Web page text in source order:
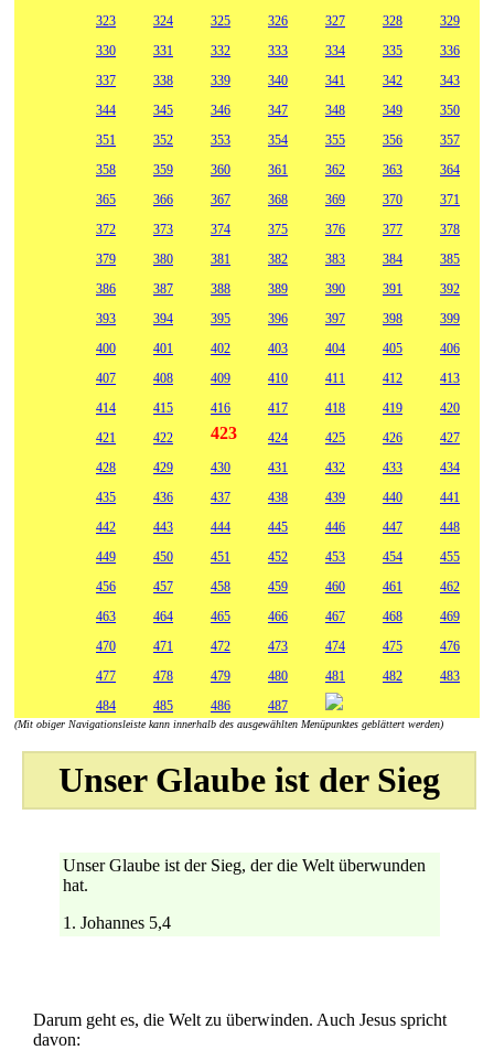
323
324 325 326 327 328
329
330
331 332 333 334 335
336
337
338 339 340 341 342
343
344
345 346 347 348 349
350
351
352 353 354 355 356
357
358
359 360 361 362 363
364
365
366 367 368 369 370
371
372
373 374 375 376 377
378
379
380 381 382 383 384
385
386
387 388 389 390 391
392
393
394 395 396 397 398
399
400
401 402 403 404 405
406
407
408 409 410 411 412
413
414
415 416 417 418 419
420
421
422 423 424 425 426
427
428
429 430 431 432 433
434
435
436 437 438 439 440
441
442
443 444 445 446 447
448
449
450 451 452 453 454
455
456
457 458 459 460 461
462
463
464 465 466 467 468
469
470
471 472 473 474 475
476
477
478 479 480 481 482
483
484
485 486 487
(Mit obiger Navigationsleiste kann innerhalb des ausgewählten Menüpunktes geblättert werden)
Unser Glaube ist der Sieg
Unser Glaube ist der Sieg, der die Welt überwunden
hat.
1. Johannes 5,4
Darum geht es, die Welt zu überwinden. Auch Jesus spricht
davon: